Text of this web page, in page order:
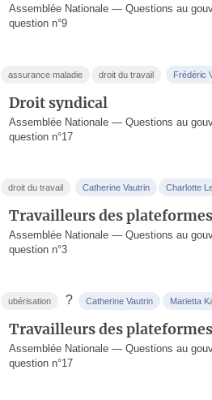
Assemblée Nationale — Questions au
question n°9
assurance maladie droit du travail Frédéric
Droit syndical
Assemblée Nationale — Questions au
question n°17
droit du travail Catherine Vautrin Charlotte
Travailleurs des
Assemblée Nationale — Questions au
question n°3
ubérisation ? Catherine Vautrin Marietta
Travailleurs des
Assemblée Nationale — Questions au
question n°17